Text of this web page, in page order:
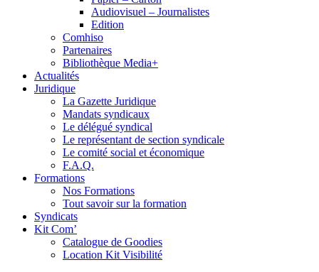
Audiovisuel – Journalistes
Edition
Comhiso
Partenaires
Bibliothèque Media+
Actualités
Juridique
La Gazette Juridique
Mandats syndicaux
Le délégué syndical
Le représentant de section syndicale
Le comité social et économique
F.A.Q.
Formations
Nos Formations
Tout savoir sur la formation
Syndicats
Kit Com’
Catalogue de Goodies
Location Kit Visibilité